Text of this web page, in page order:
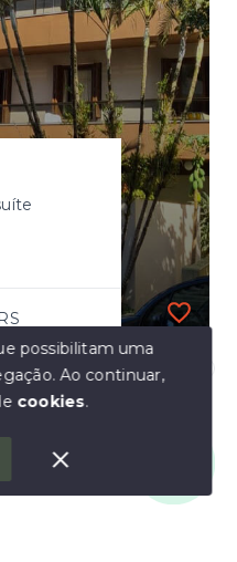
Real pode te auxiliar?
possibilitam uma
Ao continuar,
cookies.